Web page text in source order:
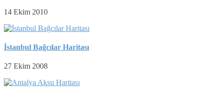
14 Ekim 2010
İstanbul Bağcılar Haritası
27 Ekim 2008